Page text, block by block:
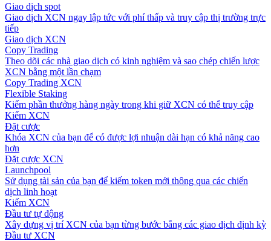
Giao dịch spot
Giao dịch XCN ngay lập tức với phí thấp và truy cập thị trường trực
tiếp
Giao dịch XCN
Copy Trading
Theo dõi các nhà giao dịch có kinh nghiệm và sao chép chiến lược
XCN bằng một lần chạm
Copy Trading XCN
Flexible Staking
Kiếm phần thưởng hàng ngày trong khi giữ XCN có thể truy cập
Kiếm XCN
Đặt cược
Khóa XCN của bạn để có được lợi nhuận dài hạn có khả năng cao
hơn
Đặt cược XCN
Launchpool
Sử dụng tài sản của bạn để kiếm token mới thông qua các chiến
dịch linh hoạt
Kiếm XCN
Đầu tư tự động
Xây dựng vị trí XCN của bạn từng bước bằng các giao dịch định kỳ
Đầu tư XCN